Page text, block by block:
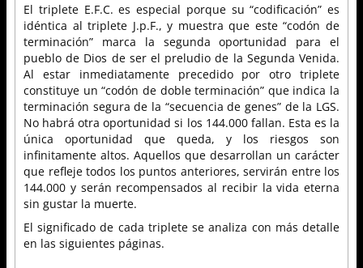
El triplete E.F.C. es especial porque su “codificación” es
idéntica al triplete J.p.F., y muestra que este “codón de
terminación” marca la segunda oportunidad para el
pueblo de Dios de ser el preludio de la Segunda Venida.
Al estar inmediatamente precedido por otro triplete
constituye un “codón de doble terminación” que indica la
terminación segura de la “secuencia de genes” de la LGS.
No habrá otra oportunidad si los 144.000 fallan. Esta es la
única oportunidad que queda, y los riesgos son
infinitamente altos. Aquellos que desarrollan un carácter
que refleje todos los puntos anteriores, servirán entre los
144.000 y serán recompensados al recibir la vida eterna
sin gustar la muerte.
El significado de cada triplete se analiza con más detalle
en las siguientes páginas.